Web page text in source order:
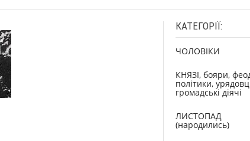
КАТЕГОРІЇ:
ЧОЛОВІКИ
КНЯЗІ, бояри,
політики,
громадські діячі
ЛИСТОПАД
(народились)